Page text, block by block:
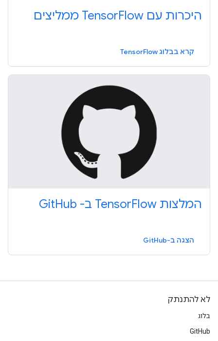
היכרות עם TensorFlow ממליצים
קרא בבלוג TensorFlow
המלצות TensorFlow ב- GitHub
הצגה ב-GitHub
לא להתנתק
בלוג
GitHub